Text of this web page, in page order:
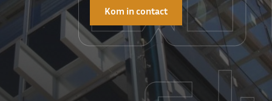
Kom in contact